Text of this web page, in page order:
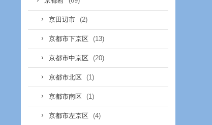
京田辺市 (2)
京都市下京区 (13)
京都市中京区 (20)
京都市北区 (1)
京都市南区 (1)
京都市左京区 (4)